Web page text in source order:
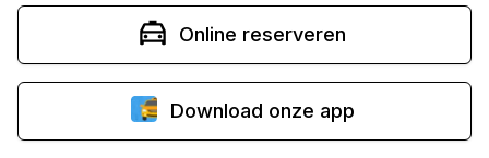
Online reserveren
Download onze app